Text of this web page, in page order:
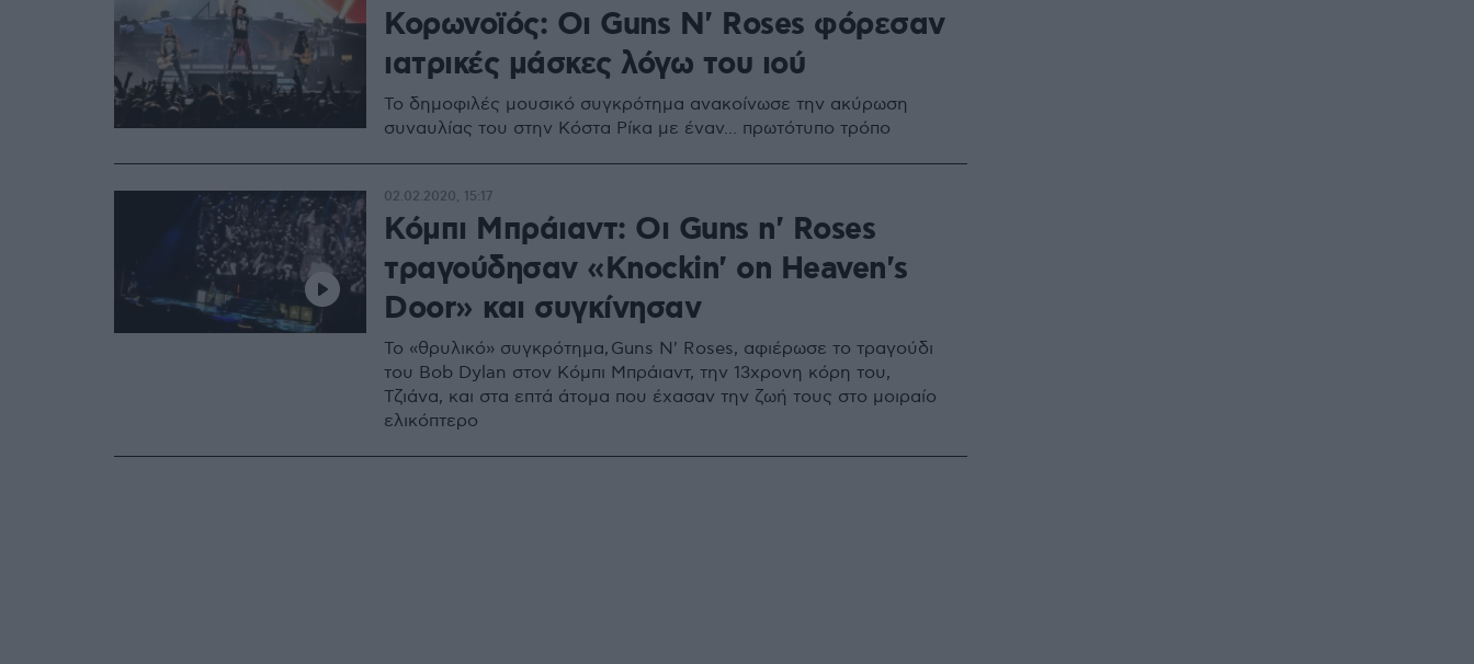
Κορωνοϊός: Οι Guns N' Roses φόρεσαν
ιατρικές μάσκες λόγω του ιού
Το δημοφιλές μουσικό συγκρότημα ανακοίνωσε την ακύρωση
συναυλίας του στην Κόστα Ρίκα με έναν... πρωτότυπο τρόπο
Κόμπι Μπράιαντ: Οι Guns n' Roses
τραγούδησαν «Knockin' on Heaven's
Door» και συγκίνησαν
Το «θρυλικό» συγκρότημα, Guns N' Roses, αφιέρωσε το τραγούδι
του Bob Dylan στον Κόμπι Μπράιαντ, την 13χρονη κόρη του,
Τζιάνα, και στα επτά άτομα που έχασαν την ζωή τους στο μοιραίο
ελικόπτερο
02.02.2020, 15:17